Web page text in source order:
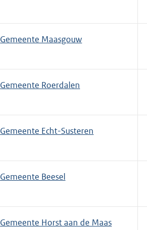
Gemeente Maasgouw
Gemeente Roerdalen
Gemeente Echt-Susteren
Gemeente Beesel
Gemeente Horst aan de Maas